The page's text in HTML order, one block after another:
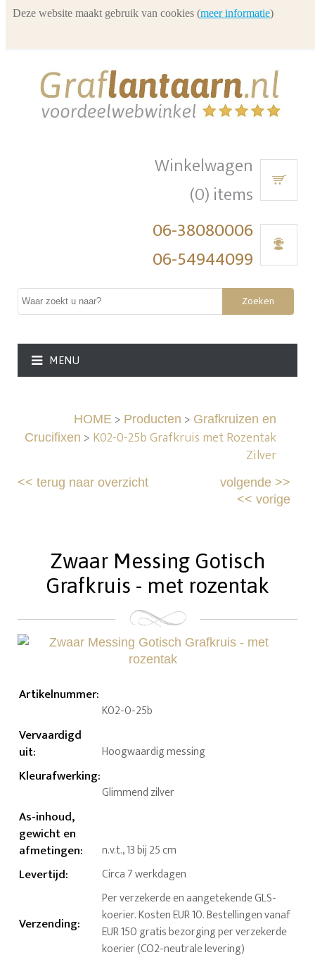
Winkelwagen
(0) items
06-38080006
06-54944099
Zoeken
MENU
HOME> Producten > Grafkruizen en
Crucifixen > K02-0-25b Grafkruis met Rozentak
Zilver
<<terug naar overzicht volgende>>
<< vorige
Zwaar Messing Gotisch
Grafkruis - met rozentak
Artikelnummer:
K02-0-25b
Vervaardigd
uit: Hoogwaardig messing
Kleurafwerking:
Glimmend zilver
As-inhoud,
gewicht en
afmetingen: n.v.t., 13 bij 25 cm
Levertijd: Circa 7 werkdagen
Verzending:
Per verzekerde en aangetekende GLS-
koerier. Kosten EUR 10. Bestellingen vanaf
EUR 150 gratis bezorging per verzekerde
koerier (CO2-neutrale levering)
Deze website maakt gebruik van cookies (meer informatie)